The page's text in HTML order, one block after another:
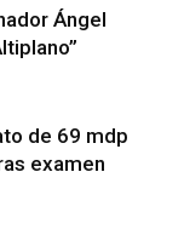
Ángel
de 69 mdp
examen